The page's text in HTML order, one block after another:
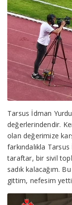
Tarsus İdman
değerlerindendir.
olan değerimize
farkındalıkla
taraftar, bir sivil
sadık kalacağım.
gittim, nefesim